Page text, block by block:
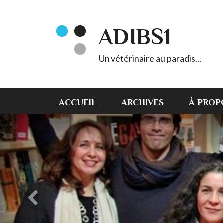
ADIBS1
Un vétérinaire au paradis...
ACCUEIL ARCHIVES À